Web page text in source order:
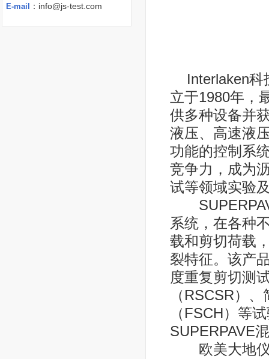
E-mail ：info@js-test.com
Interlaken科
立于1980年，
供多种设备并
液压、高速液
功能的控制系
竞争力，成为
试等领域实验
系统，在各种
载和剪切荷载
裂特征。该产
度重复剪切测
（RSCSR）
（FSCH）等
SUPERPAVE
欧美大地仪